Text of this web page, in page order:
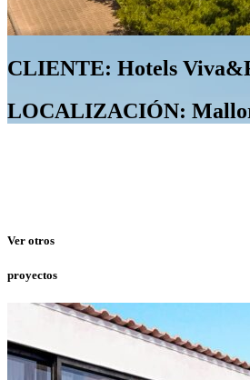
CLIENTE: Hotels
LOCALIZACIÓN:
Ver otros
proyectos